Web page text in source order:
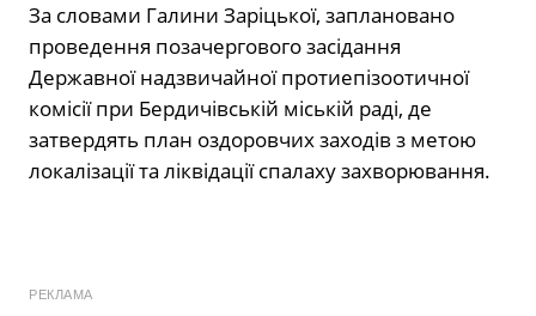
За словами Галини Заріцької, заплановано
проведення позачергового засідання
Державної надзвичайної протиепізоотичної
комісії при Бердичівській міській раді, де
затвердять план оздоровчих заходів з метою
локалізації та ліквідації спалаху захворювання.
РЕКЛАМА